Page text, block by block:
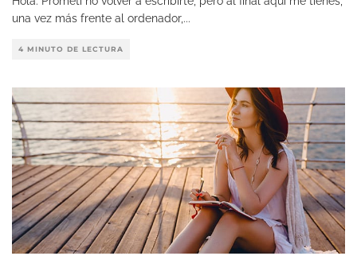
una vez más frente al ordenador,...
4 MINUTO DE LECTURA